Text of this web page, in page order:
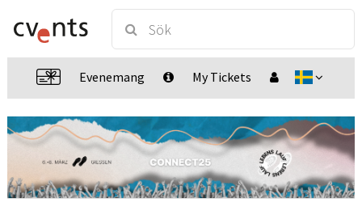
Evenemang My Tickets